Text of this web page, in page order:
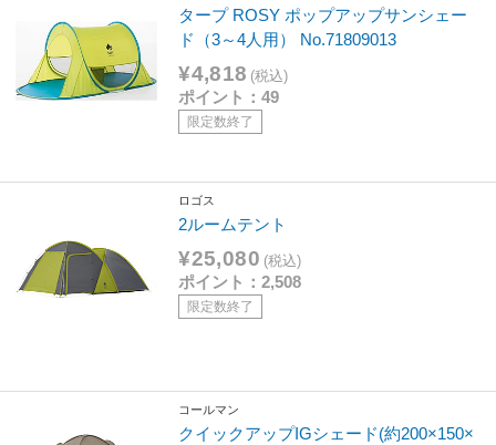
タープ ROSY ポップアップサンシェー
ド（3～4人用） No.71809013
¥4,818 (税込)
ポイント：49
限定数終了
ロゴス
2ルームテント
¥25,080 (税込)
ポイント：2,508
限定数終了
コールマン
クイックアップIGシェード(約200×150×